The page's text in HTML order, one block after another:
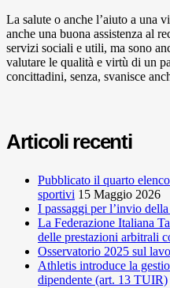
La salute o anche l’aiuto a una
anche una buona assistenza al
servizi sociali e utili, ma sono
valutare le qualità e virtù di un
concittadini, senza, svanisce
Articoli recenti
Pubblicato il quarto
sportivi 15 Maggio 2026
I passaggi per l’invio
La Federazione Italiana
delle prestazioni arbitrali
Osservatorio 2025 sul
Athletis introduce la
dipendente (art. 13 TUIR)